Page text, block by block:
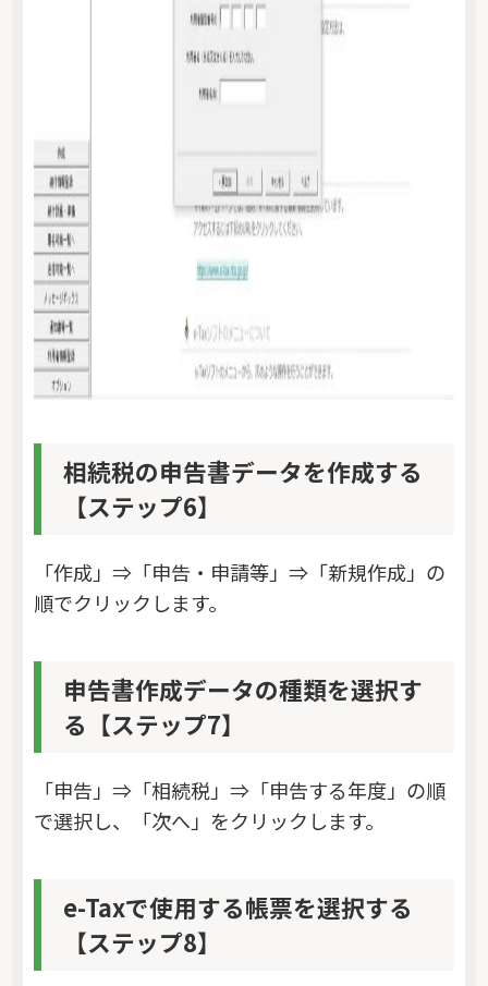
相続税の申告書データを作成する
【ステップ6】
「作成」⇒「申告・申請等」⇒「新規作成」の
順でクリックします。
申告書作成データの種類を選択す
る【ステップ7】
「申告」⇒「相続税」⇒「申告する年度」の順
で選択し、「次へ」をクリックします。
e-Taxで使用する帳票を選択する
【ステップ8】